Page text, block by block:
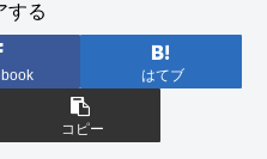
する
はてブ
コピー